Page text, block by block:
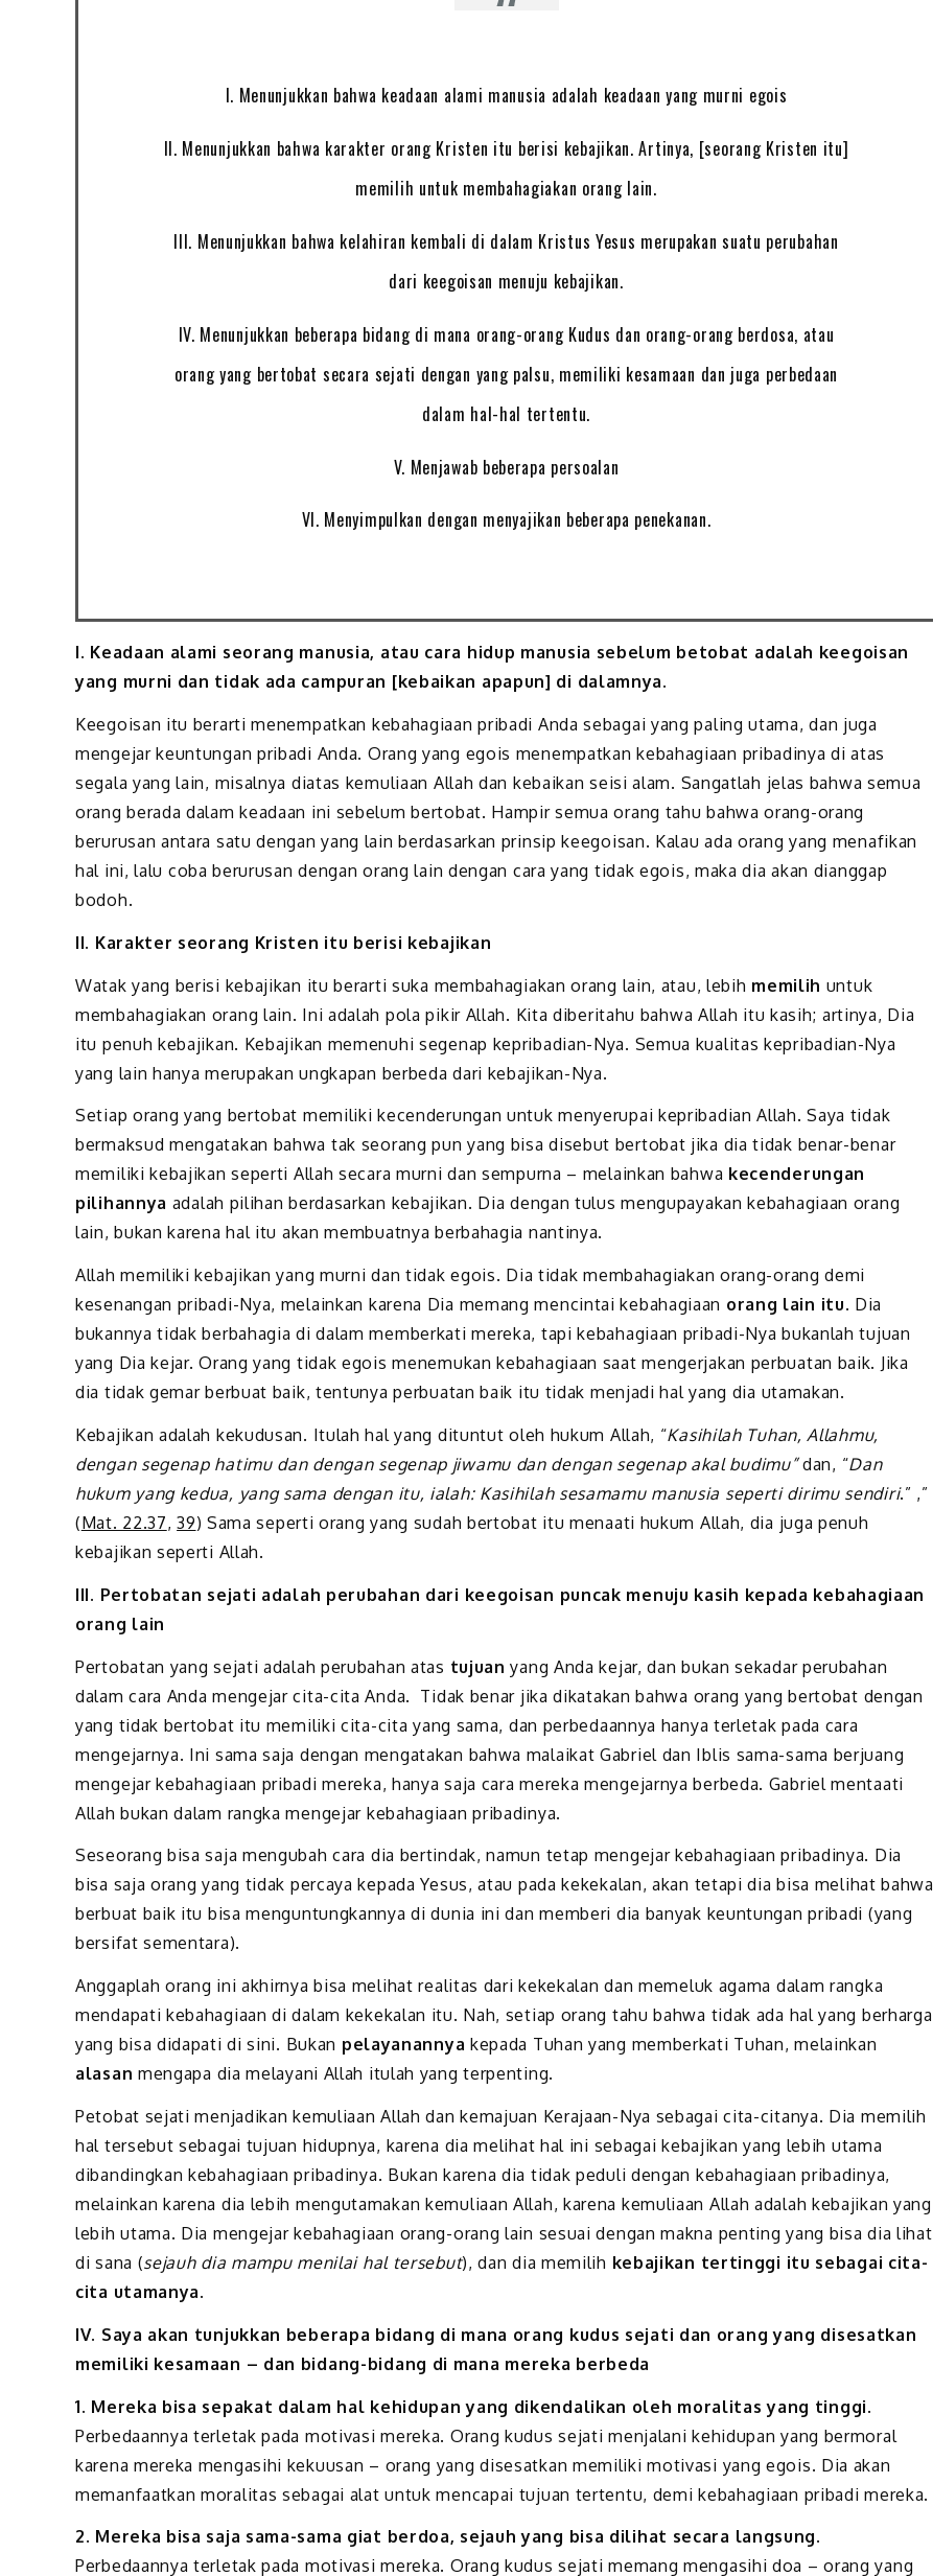
I. Menunjukkan bahwa keadaan alami manusia adalah keadaan yang murni egois
II. Menunjukkan bahwa karakter orang Kristen itu berisi kebajikan. Artinya, [seorang Kristen itu]
memilih untuk membahagiakan orang lain.
III. Menunjukkan bahwa kelahiran kembali di dalam Kristus Yesus merupakan suatu perubahan
dari keegoisan menuju kebajikan.
IV. Menunjukkan beberapa bidang di mana orang-orang Kudus dan orang-orang berdosa, atau
orang yang bertobat secara sejati dengan yang palsu, memiliki kesamaan dan juga perbedaan
dalam hal-hal tertentu.
V. Menjawab beberapa persoalan
VI. Menyimpulkan dengan menyajikan beberapa penekanan.
I. Keadaan alami seorang manusia, atau cara hidup manusia sebelum betobat adalah keegoisan
yang murni dan tidak ada campuran [kebaikan apapun] di dalamnya.
Keegoisan itu berarti menempatkan kebahagiaan pribadi Anda sebagai yang paling utama, dan juga
mengejar keuntungan pribadi Anda. Orang yang egois menempatkan kebahagiaan pribadinya di atas
segala yang lain, misalnya diatas kemuliaan Allah dan kebaikan seisi alam. Sangatlah jelas bahwa semua
orang berada dalam keadaan ini sebelum bertobat. Hampir semua orang tahu bahwa orang-orang
berurusan antara satu dengan yang lain berdasarkan prinsip keegoisan. Kalau ada orang yang menafikan
hal ini, lalu coba berurusan dengan orang lain dengan cara yang tidak egois, maka dia akan dianggap
bodoh.
II. Karakter seorang Kristen itu berisi kebajikan
Watak yang berisi kebajikan itu berarti suka membahagiakan orang lain, atau, lebih memilih untuk
membahagiakan orang lain. Ini adalah pola pikir Allah. Kita diberitahu bahwa Allah itu kasih; artinya, Dia
itu penuh kebajikan. Kebajikan memenuhi segenap kepribadian-Nya. Semua kualitas kepribadian-Nya
yang lain hanya merupakan ungkapan berbeda dari kebajikan-Nya.
Setiap orang yang bertobat memiliki kecenderungan untuk menyerupai kepribadian Allah. Saya tidak
bermaksud mengatakan bahwa tak seorang pun yang bisa disebut bertobat jika dia tidak benar-benar
memiliki kebajikan seperti Allah secara murni dan sempurna – melainkan bahwa kecenderungan
pilihannya adalah pilihan berdasarkan kebajikan. Dia dengan tulus mengupayakan kebahagiaan orang
lain, bukan karena hal itu akan membuatnya berbahagia nantinya.
Allah memiliki kebajikan yang murni dan tidak egois. Dia tidak membahagiakan orang-orang demi
kesenangan pribadi-Nya, melainkan karena Dia memang mencintai kebahagiaan orang lain itu. Dia
bukannya tidak berbahagia di dalam memberkati mereka, tapi kebahagiaan pribadi-Nya bukanlah tujuan
yang Dia kejar. Orang yang tidak egois menemukan kebahagiaan saat mengerjakan perbuatan baik. Jika
dia tidak gemar berbuat baik, tentunya perbuatan baik itu tidak menjadi hal yang dia utamakan.
Kebajikan adalah kekudusan. Itulah hal yang dituntut oleh hukum Allah, “Kasihilah Tuhan, Allahmu,
dengan segenap hatimu dan dengan segenap jiwamu dan dengan segenap akal budimu”dan, “Dan
hukum yang kedua, yang sama dengan itu, ialah: Kasihilah sesamamu manusia seperti dirimu sendiri.” ,”
(Mat. 22.37,39) Sama seperti orang yang sudah bertobat itu menaati hukum Allah, dia juga penuh
kebajikan seperti Allah.
III. Pertobatan sejati adalah perubahan dari keegoisan puncak menuju kasih kepada kebahagiaan
orang lain
Pertobatan yang sejati adalah perubahan atas tujuan yang Anda kejar, dan bukan sekadar perubahan
dalam cara Anda mengejar cita-cita Anda. Tidak benar jika dikatakan bahwa orang yang bertobat dengan
yang tidak bertobat itu memiliki cita-cita yang sama, dan perbedaannya hanya terletak pada cara
mengejarnya. Ini sama saja dengan mengatakan bahwa malaikat Gabriel dan Iblis sama-sama berjuang
mengejar kebahagiaan pribadi mereka, hanya saja cara mereka mengejarnya berbeda. Gabriel mentaati
Allah bukan dalam rangka mengejar kebahagiaan pribadinya.
Seseorang bisa saja mengubah cara dia bertindak, namun tetap mengejar kebahagiaan pribadinya. Dia
bisa saja orang yang tidak percaya kepada Yesus, atau pada kekekalan, akan tetapi dia bisa melihat bahwa
berbuat baik itu bisa menguntungkannya di dunia ini dan memberi dia banyak keuntungan pribadi (yang
bersifat sementara).
Anggaplah orang ini akhirnya bisa melihat realitas dari kekekalan dan memeluk agama dalam rangka
mendapati kebahagiaan di dalam kekekalan itu. Nah, setiap orang tahu bahwa tidak ada hal yang berharga
yang bisa didapati di sini. Bukan pelayanannya kepada Tuhan yang memberkati Tuhan, melainkan
alasan mengapa dia melayani Allah itulah yang terpenting.
Petobat sejati menjadikan kemuliaan Allah dan kemajuan Kerajaan-Nya sebagai cita-citanya. Dia memilih
hal tersebut sebagai tujuan hidupnya, karena dia melihat hal ini sebagai kebajikan yang lebih utama
dibandingkan kebahagiaan pribadinya. Bukan karena dia tidak peduli dengan kebahagiaan pribadinya,
melainkan karena dia lebih mengutamakan kemuliaan Allah, karena kemuliaan Allah adalah kebajikan yang
lebih utama. Dia mengejar kebahagiaan orang-orang lain sesuai dengan makna penting yang bisa dia lihat
di sana (sejauh dia mampu menilai hal tersebut), dan dia memilih kebajikan tertinggi itu sebagai cita-
cita utamanya.
IV. Saya akan tunjukkan beberapa bidang di mana orang kudus sejati dan orang yang disesatkan
memiliki kesamaan – dan bidang-bidang di mana mereka berbeda
1. Mereka bisa sepakat dalam hal kehidupan yang dikendalikan oleh moralitas yang tinggi.
Perbedaannya terletak pada motivasi mereka. Orang kudus sejati menjalani kehidupan yang bermoral
karena mereka mengasihi kekuusan – orang yang disesatkan memiliki motivasi yang egois. Dia akan
memanfaatkan moralitas sebagai alat untuk mencapai tujuan tertentu, demi kebahagiaan pribadi mereka.
2. Mereka bisa saja sama-sama giat berdoa, sejauh yang bisa dilihat secara langsung.
Perbedaannya terletak pada motivasi mereka. Orang kudus sejati memang mengasihi doa – orang yang